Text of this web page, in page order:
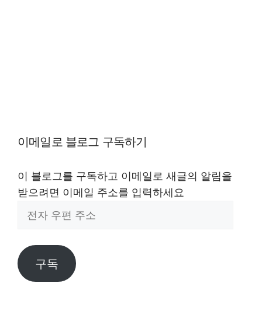
이메일로 블로그 구독하기
이 블로그를 구독하고 이메일로 새글의 알림을
받으려면 이메일 주소를 입력하세요
편
주
구독